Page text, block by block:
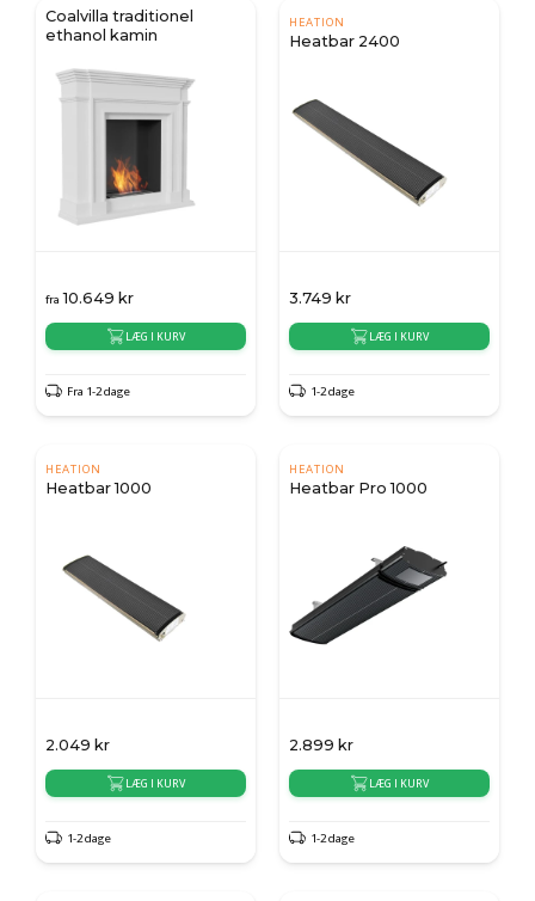
Coalvilla traditionel
ethanol kamin
fra 10.649 kr
LÆG I KURV
Fra 1-2 dage
HEATION
Heatbar 2400
3.749 kr
LÆG I KURV
1-2 dage
HEATION
Heatbar 1000
2.049 kr
LÆG I KURV
1-2 dage
HEATION
Heatbar Pro 1000
2.899 kr
LÆG I KURV
1-2 dage